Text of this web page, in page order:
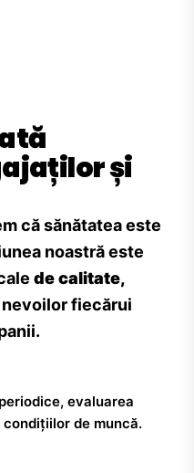
și
că sănătatea este
noastră este
de calitate,
nevoilor fiecărui
evaluarea
de muncă.